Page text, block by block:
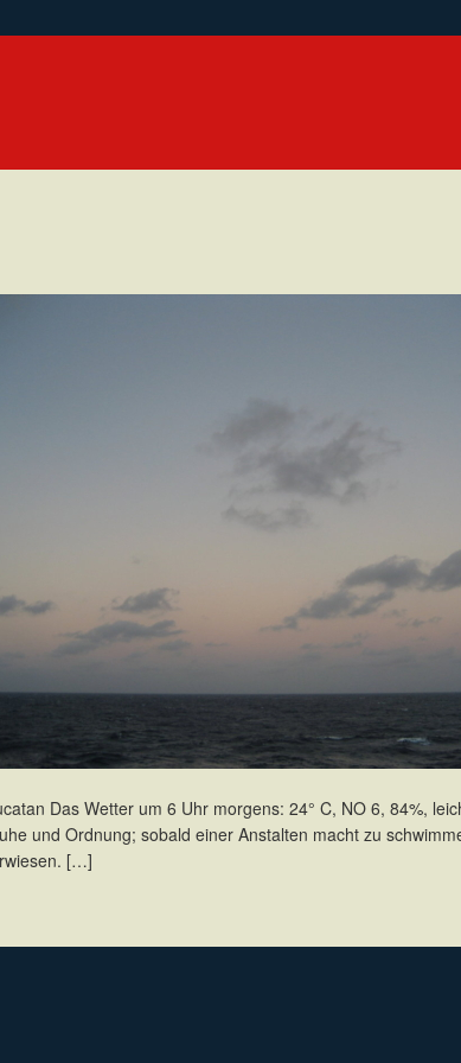
Das Wetter um 6 Uhr morgens: 24° C, NO 6, 84%,
und Ordnung; sobald einer Anstalten macht zu
[…]